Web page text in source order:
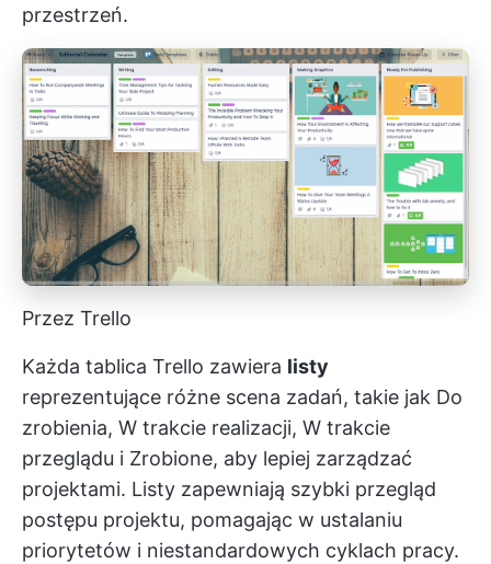
przestrzeń.
Przez Trello
Każda tablica Trello zawiera listy
reprezentujące różne scena zadań, takie jak Do
zrobienia, W trakcie realizacji, W trakcie
przeglądu i Zrobione, aby lepiej zarządzać
projektami. Listy zapewniają szybki przegląd
postępu projektu, pomagając w ustalaniu
priorytetów i niestandardowych cyklach pracy.